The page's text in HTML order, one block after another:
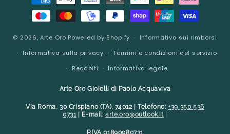
pagamento
© 2026,Arte Oro Powered by Shopify
Informativa sui rimborsi
Informativa sulla privacy
Termini e condizioni del servizio
Recapiti
Informativa legale
Arte Oro Gioielli di Paolo Acquaviva
Via Roma, 30 Crispiano (TA), 74012 | Telefono:+39 350 536
0731| E-mail:arte.oro@outlook.it|